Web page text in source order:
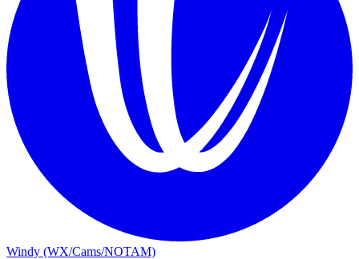
Windy (WX/Cams/NOTAM)